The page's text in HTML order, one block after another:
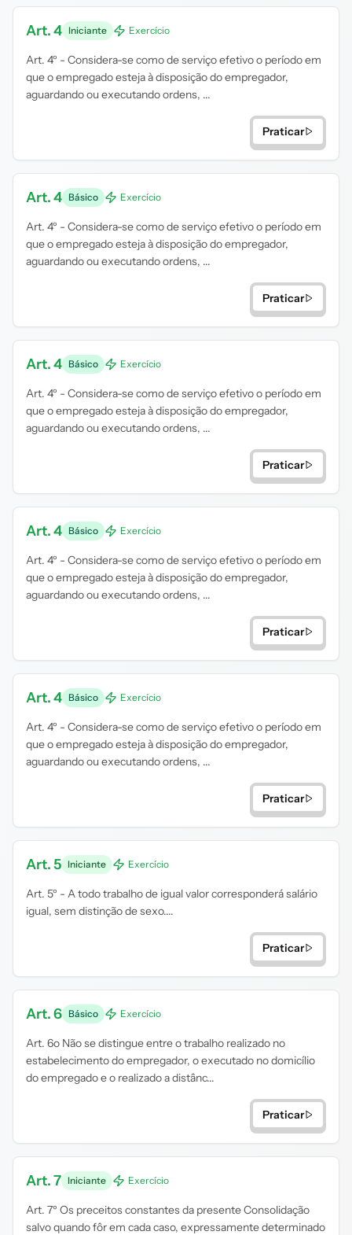
Art. 4 Iniciante Exercício
Art. 4º - Considera-se como de serviço efetivo o período em
que o empregado esteja à disposição do empregador,
aguardando ou executando ordens, ...
Praticar
Art. 4 Básico Exercício
Art. 4º - Considera-se como de serviço efetivo o período em
que o empregado esteja à disposição do empregador,
aguardando ou executando ordens, ...
Praticar
Art. 4 Básico Exercício
Art. 4º - Considera-se como de serviço efetivo o período em
que o empregado esteja à disposição do empregador,
aguardando ou executando ordens, ...
Praticar
Art. 4 Básico Exercício
Art. 4º - Considera-se como de serviço efetivo o período em
que o empregado esteja à disposição do empregador,
aguardando ou executando ordens, ...
Praticar
Art. 4 Básico Exercício
Art. 4º - Considera-se como de serviço efetivo o período em
que o empregado esteja à disposição do empregador,
aguardando ou executando ordens, ...
Praticar
Art. 5 Iniciante Exercício
Art. 5º - A todo trabalho de igual valor corresponderá salário
igual, sem distinção de sexo....
Praticar
Art. 6 Básico Exercício
Art. 6o Não se distingue entre o trabalho realizado no
estabelecimento do empregador, o executado no domicílio
do empregado e o realizado a distânc...
Praticar
Art. 7 Iniciante Exercício
Art. 7º Os preceitos constantes da presente Consolidação
salvo quando fôr em cada caso, expressamente determinado